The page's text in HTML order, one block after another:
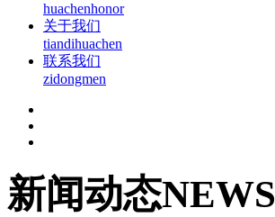
huachenhonor
关于我们
tiandihuachen
联系我们
zidongmen
新闻动态NEWS